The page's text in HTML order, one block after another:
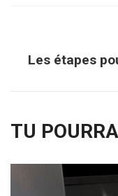
Les étapes
TU